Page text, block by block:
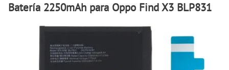
Batería 2250mAh para Oppo Find X3 BLP831